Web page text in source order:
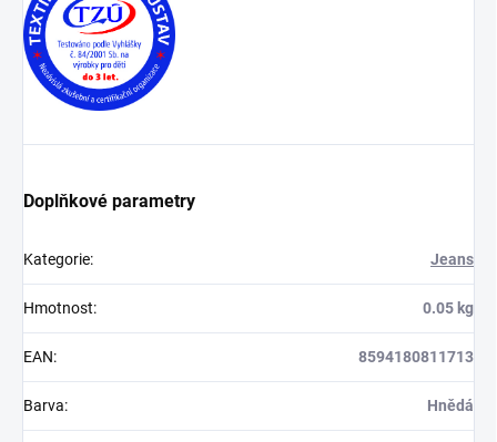
Doplňkové parametry
Kategorie: Jeans
Hmotnost: 0.05 kg
EAN: 8594180811713
Barva: Hnědá